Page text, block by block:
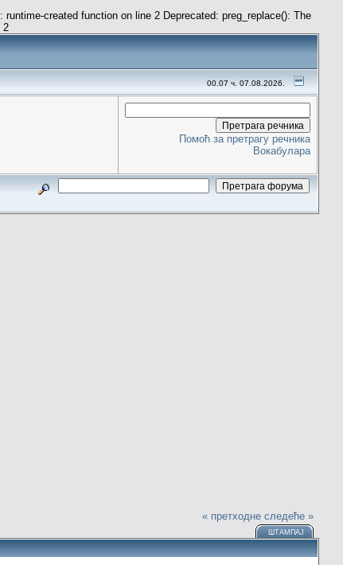
created function on line 2 Deprecated: preg_replace(): The
2
00.07 ч. 07.08.2026.
Помоћ за претрагу речника
Вокабулара
« претходне следеће »
ШТАМПАЈ